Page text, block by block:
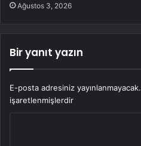
Ağustos 3, 2026
Bir yanıt yazın
E-posta adresiniz yayınlanmayacak.
işaretlenmişlerdir